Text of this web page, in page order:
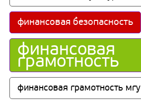
финансовая безопасность
финансовая
грамотность
финансовая грамотность мгу